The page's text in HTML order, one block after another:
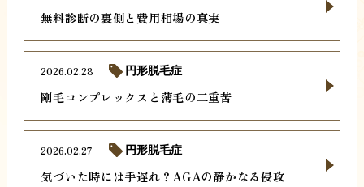
無料診断の裏側と費用相場の真実
剛毛コンプレックスと薄毛の二重苦
2026.02.28 円形脱毛症
気づいた時には手遅れ？AGAの静かなる侵攻
2026.02.27 円形脱毛症